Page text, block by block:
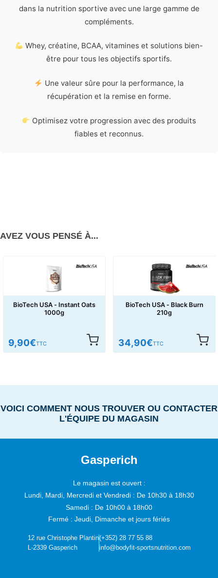
dans la nutrition sportive avec une large gamme de
compléments.
Whey, créatine, BCAA, vitamines et solutions bien-
être pour tous les objectifs sportifs.
Une valeur sûre pour la performance, la
récupération et la remise en forme.
Optimisez votre progression avec des produits
fiables et reconnus.
AVEZ VOUS PENSÉ À...
BioTech USA - Black Burn
210g
34,90€TTC
BioTech USA - Thermo Drine
60caps
14,90€TTC
VOICI COMMENT NOUS TROUVER OU CONTACTER
L'ÉQUIPE DU MAGASIN
Gasperich
Le magasin est ouvert :
Lundi, Mardi, Mercredi et Vendredi : De 10h30 à 18h30
Samedi : De 10h00 à 18h00
Fermé : Jeudi, Dimanche et jours fériés
12 rue Christophe Plantin
L-2339 Gasperich
(+352) 28 77 55 88
info@bodyfit-sportsnutrition.com